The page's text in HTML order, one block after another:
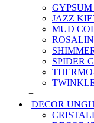
JAZZ
MUD
SPIDER
+
DECOR